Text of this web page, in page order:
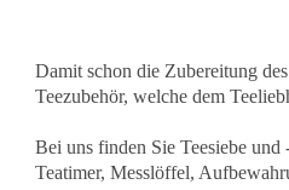
Damit schon die Zubereitung
Teezubehör, welche dem
Bei uns finden Sie Teesiebe
Teatimer, Messlöffel,